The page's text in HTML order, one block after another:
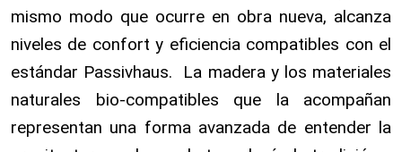
mismo modo que ocurre en obra nueva, alcanza
niveles de confort y eficiencia compatibles con el
estándar Passivhaus. La madera y los materiales
naturales bio-compatibles que la acompañan
representan una forma avanzada de entender la